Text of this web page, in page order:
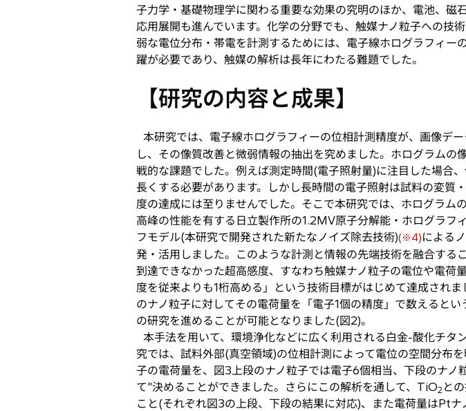
子力学・基礎物理学に関わる重要な効果の究明のほか、電池、
応用展開も進んでいます。化学の分野でも、触媒ナノ粒子への技
弱な電位分布・帯電を計測するためには、電子線ホログラフィ
躍が必要であり、触媒の解析は長年にわたる難題でした。
【研究の内容と成果】
本研究では、電子線ホログラフィーの位相計測精度が、画像デ
し、その像質改善と微弱情報の抽出を究めました。ホログラム
戦的な課題でした。例えば測定時間(電子照射量)に注目した場合
長くする必要があります。しかし長時間の電子照射は試料の変
度の達成には至りませんでした。そこで本研究では、ホログラ
高峰の性能を有する日立製作所の1.2MV原子分解能・ホログラフ
フモデル(本研究で開発された新たなノイズ除去技術)(※4)による
発・活用しました。このような計測と情報の先端技術を融合す
到達できなかった超高感度、すなわち触媒ナノ粒子の電位や電
度を従来よりも1桁高める」という技術目標がはじめて達成され
のナノ粒子に対してその電荷量を「電子1個の精度」で数えると
の研究を進めることが可能となりました(図2)。
本手法を用いて、環境浄化などに広く利用される白金-酸化チ
究では、試料外部(真空領域)の位相計測によって電位の空間分布
子の電荷量を、図3上段のナノ粒子では電子6個相当、下段のナ
て"決めることができました。さらにこの解析を通して、TiO2 と
こと(それぞれ図3の上段、下段の結果に対応)、また電荷量はPt